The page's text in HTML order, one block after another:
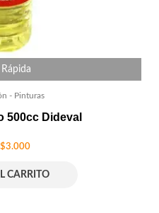
- Pinturas
500cc Dideval
$3.000
CARRITO